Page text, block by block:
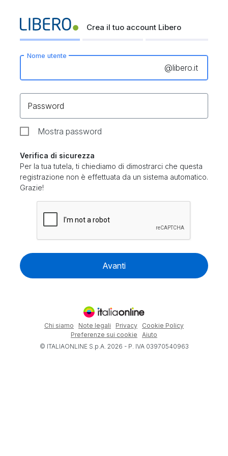
Crea il tuo account Libero
Nome utente
@libero.it
Password
Mostra password
Verifica di sicurezza
Per la tua tutela, ti chiediamo di dimostrarci che questa
registrazione non è effettuata da un sistema automatico.
Grazie!
Avanti
Chi siamo Note legali Privacy
Cookie Policy
Preferenze sui cookie
Aiuto
© ITALIAONLINE S.p.A. 2026 - P. IVA 03970540963